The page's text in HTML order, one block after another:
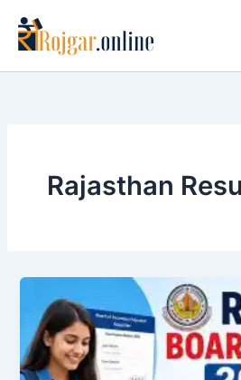
content
Rajasthan